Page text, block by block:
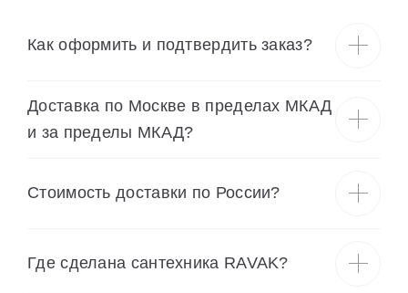
Как оформить и подтвердить заказ?
Доставка по Москве в пределах МКАД
и за пределы МКАД?
Cтоимость доставки по России?
Где сделана сантехника RAVAK?